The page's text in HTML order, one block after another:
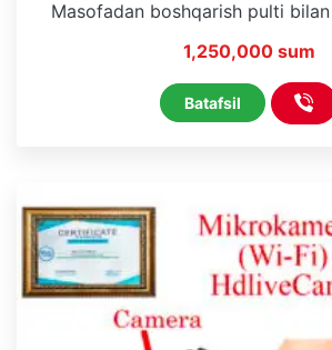
Masofadan boshqarish pulti bilan
1,250,000 sum
Batafsil